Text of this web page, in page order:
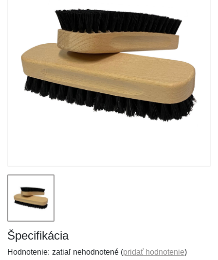
Špecifikácia
Hodnotenie: zatiaľ nehodnotené (pridať hodnotenie)